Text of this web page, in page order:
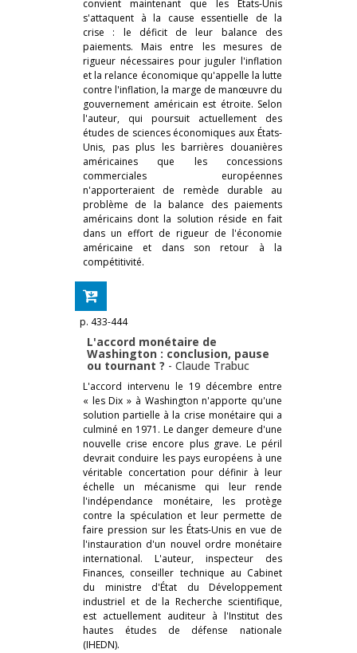
convient maintenant que les États-Unis
s'attaquent à la cause essentielle de la
crise : le déficit de leur balance des
paiements. Mais entre les mesures de
rigueur nécessaires pour juguler l'inflation
et la relance économique qu'appelle la lutte
contre l'inflation, la marge de manœuvre du
gouvernement américain est étroite. Selon
l'auteur, qui poursuit actuellement des
études de sciences économiques aux États-
Unis, pas plus les barrières douanières
américaines que les concessions
commerciales européennes
n'apporteraient de remède durable au
problème de la balance des paiements
américains dont la solution réside en fait
dans un effort de rigueur de l'économie
américaine et dans son retour à la
compétitivité.
p. 433-444
L'accord monétaire de
Washington : conclusion, pause
ou tournant ? - Claude Trabuc
L'accord intervenu le 19 décembre entre
« les Dix » à Washington n'apporte qu'une
solution partielle à la crise monétaire qui a
culminé en 1971. Le danger demeure d'une
nouvelle crise encore plus grave. Le péril
devrait conduire les pays européens à une
véritable concertation pour définir à leur
échelle un mécanisme qui leur rende
l'indépendance monétaire, les protège
contre la spéculation et leur permette de
faire pression sur les États-Unis en vue de
l'instauration d'un nouvel ordre monétaire
international. L'auteur, inspecteur des
Finances, conseiller technique au Cabinet
du ministre d'État du Développement
industriel et de la Recherche scientifique,
est actuellement auditeur à l'Institut des
hautes études de défense nationale
(IHEDN).